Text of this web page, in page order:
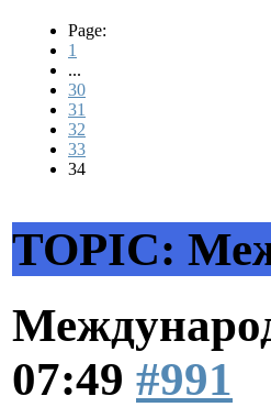
Page:
1
...
30
31
32
33
34
TOPIC:
07:49 #991